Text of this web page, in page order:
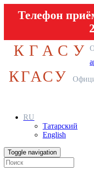
Телефон
КГАСУ
КГАСУ
RU
Татарский
English
Toggle navigation